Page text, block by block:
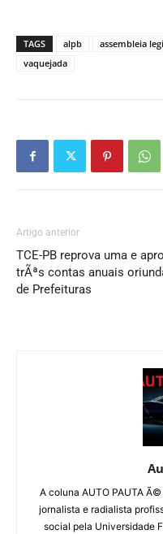
TAGS alpb assembleia
vaquejada
Artigo anterior
TCE-PB reprova uma e
trÃªs contas anuais
de Prefeituras
A coluna AUTO PAUTA Ã©
jornalista e radialista
social pela Universidade